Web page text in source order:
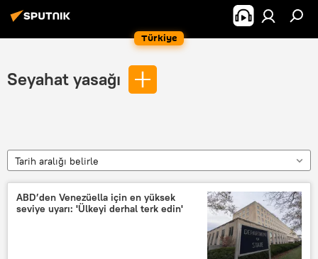
Türkiye
Seyahat yasağı
Tarih aralığı belirle
ABD’den Venezüella için en yüksek
seviye uyarı: 'Ülkeyi derhal terk edin'